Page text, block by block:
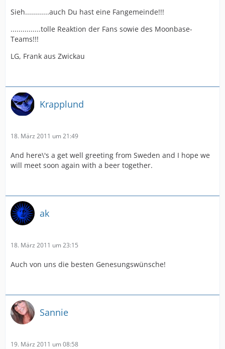
Sieh............auch Du hast eine Fangemeinde!!!
...............tolle Reaktion der Fans sowie des Moonbase-
Teams!!!
LG, Frank aus Zwickau
Krapplund
18. März 2011 um 21:49
And here\'s a get well greeting from Sweden and I hope we
will meet soon again with a beer together.
ak
18. März 2011 um 23:15
Auch von uns die besten Genesungswünsche!
Sannie
19. März 2011 um 08:58